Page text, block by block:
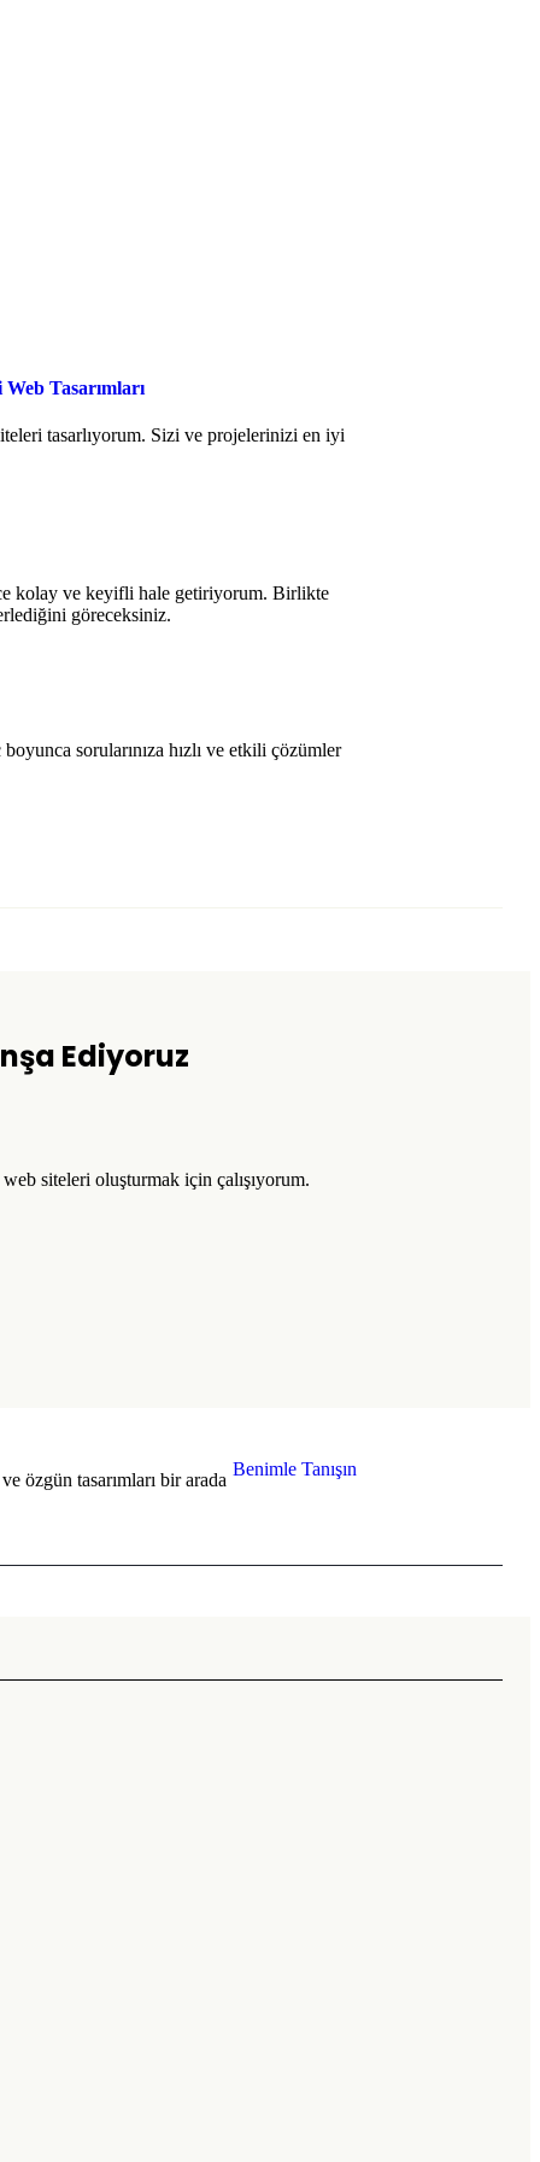
Tasarımları
tasarlıyorum. Sizi ve projelerinizi en iyi
kolay ve keyifli hale getiriyorum. Birlikte
göreceksiniz.
boyunca sorularınıza hızlı ve etkili çözümler
Ediyoruz
siteleri oluşturmak için çalışıyorum.
özgün tasarımları bir arada
Benimle Tanışın